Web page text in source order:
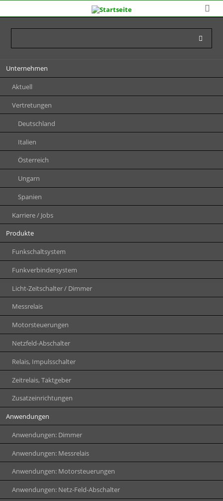
Navigation
überspringen
Unternehmen
Aktuell
Vertretungen
Deutschland
Italien
Österreich
Ungarn
Spanien
Karriere / Jobs
Produkte
Funkschaltsystem
Funkverbindersystem
Licht-Zeitschalter / Dimmer
Messrelais
Motorsteuerungen
Netzfeld-Abschalter
Relais, Impulsschalter
Zeitrelais, Taktgeber
Zusatzeinrichtungen
Anwendungen
Anwendungen: Dimmer
Anwendungen: Messrelais
Anwendungen: Motorsteuerungen
Anwendungen: Netz-Feld-Abschalter